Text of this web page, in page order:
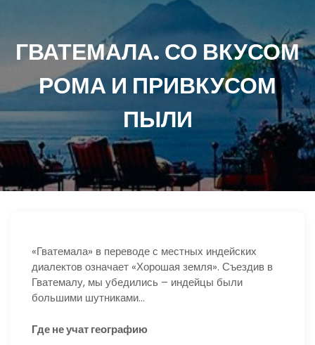
ГВАТЕМАЛА. СО ВКУСОМ
РОМА И ПРИВКУСОМ
ПЫЛИ
«Гватемала» в переводе с местных индейских
диалектов означает «Хорошая земля». Съездив в
Гватемалу, мы убедились – индейцы были
большими шутниками…
Где не учат географию